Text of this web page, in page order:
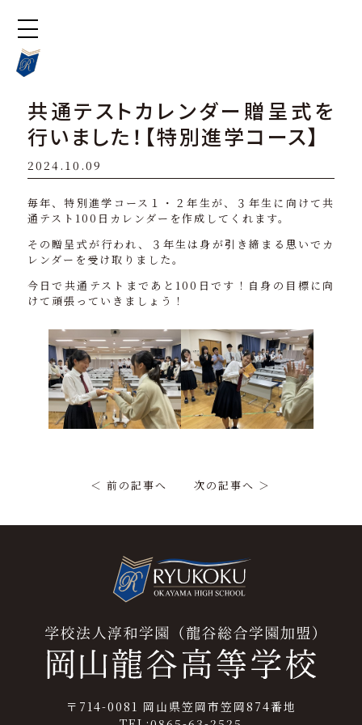
共通テストカレンダー贈呈式を
行いました！【特別進学コース】
2024.10.09
毎年、特別進学コース１・２年生が、３年生に向けて共
通テスト100日カレンダーを作成してくれます。
その贈呈式が行われ、３年生は身が引き締まる思いでカ
レンダーを受け取りました。
今日で共通テストまであと100日です！自身の目標に向
けて頑張っていきましょう！
＜ 前の記事へ 次の記事へ ＞
〒714-0081 岡山県笠岡市笠岡874番地